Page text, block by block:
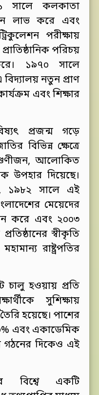
সালে কলকাতা
লাভ করে এবং
পরীক্ষায়
পরিচয়
১৯৭০ সালে
নতুন প্রাণ
এবং শিক্ষার
প্রজন্ম গড়ে
বিভিন্ন ক্ষেত্রে
গুণীজন, আলোকিত
উপহার দিয়েছে।
১৯৮২ সালে এই
মেয়েদের
করে এবং ২০০৩
স্বীকৃতি
রাষ্ট্রপতির
চালু হওয়ায় প্রতি
সুশিক্ষায়
হয়েছে। পাশের
এবং একাডেমিক
গঠনের দিকেও এই
বিশ্বে একটি